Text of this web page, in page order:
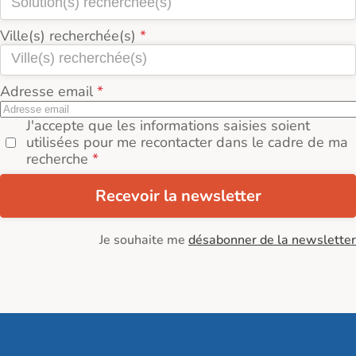
Ville(s) recherchée(s)
Adresse email
J'accepte que les informations saisies soient
utilisées pour me recontacter dans le cadre de ma
recherche
Recevoir la newsletter
Je souhaite me désabonner de la newsletter